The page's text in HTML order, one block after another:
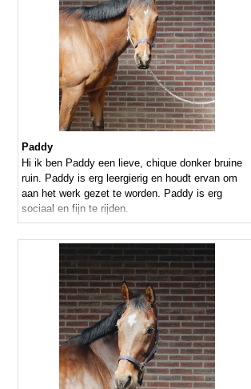
Paddy
Hi ik ben Paddy een lieve, chique donker bruine
ruin. Paddy is erg leergierig en houdt ervan om
aan het werk gezet te worden. Paddy is erg
sociaal en fijn te rijden.